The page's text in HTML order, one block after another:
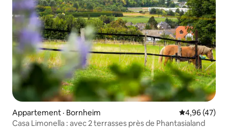
Appartement · Bornheim Note
4,96 (47)
Casa Limonella : avec 2 terrasses près de Phantasialand